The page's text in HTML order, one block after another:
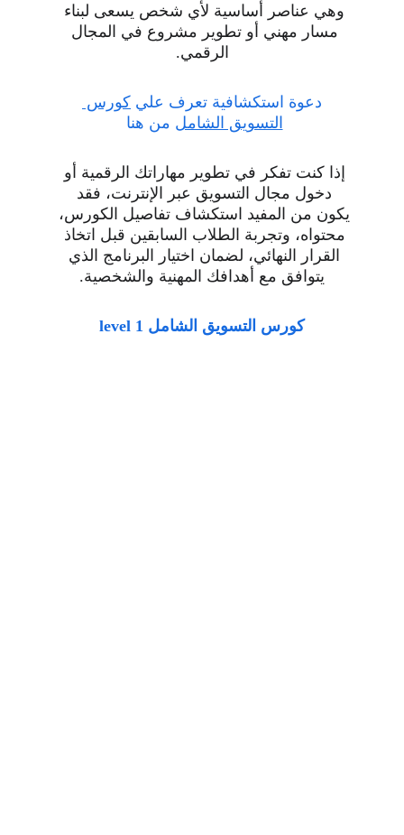
وهي عناصر أساسية لأي شخص يسعى لبناء
مسار مهني أو تطوير مشروع في المجال
الرقمي.
دعوة استكشافية تعرف علي كورس
التسويق الشامل من هنا
إذا كنت تفكر في تطوير مهاراتك الرقمية أو
دخول مجال التسويق عبر الإنترنت، فقد
يكون من المفيد استكشاف تفاصيل الكورس،
محتواه، وتجربة الطلاب السابقين قبل اتخاذ
القرار النهائي، لضمان اختيار البرنامج الذي
يتوافق مع أهدافك المهنية والشخصية.
كورس التسويق الشامل level 1